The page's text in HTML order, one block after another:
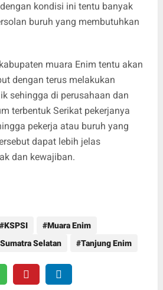
kondisi ini tentu banyak
buruh yang membutuhkan
muara Enim tentu akan
dengan terus melakukan
sehingga di perusahaan dan
terbentuk Serikat pekerjanya
pekerja atau buruh yang
dapat lebih jelas
dan kewajiban.
KSPSI
Muara Enim
Sumatra Selatan Tanjung Enim